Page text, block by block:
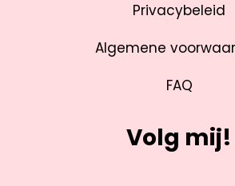
Privacybeleid
Algemene
FAQ
Volg mij!